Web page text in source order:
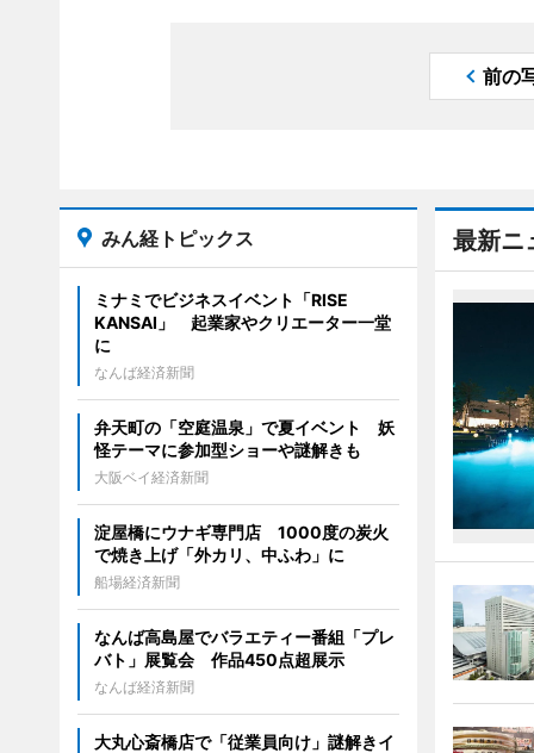
前の
最新ニ
みん経トピックス
ミナミでビジネスイベント「RISE
KANSAI」 起業家やクリエーター一堂
に
なんば経済新聞
弁天町の「空庭温泉」で夏イベント 妖
怪テーマに参加型ショーや謎解きも
大阪ベイ経済新聞
淀屋橋にウナギ専門店 1000度の炭火
で焼き上げ「外カリ、中ふわ」に
船場経済新聞
なんば高島屋でバラエティー番組「プレ
バト」展覧会 作品450点超展示
なんば経済新聞
大丸心斎橋店で「従業員向け」謎解きイ